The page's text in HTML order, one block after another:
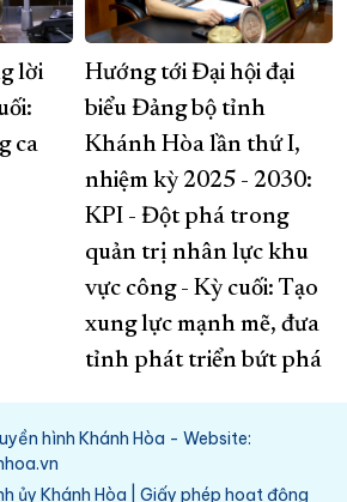
lời
ca
Hướng tới Đại hội đại
biểu Đảng bộ tỉnh
Khánh Hòa lần thứ I,
nhiệm kỳ 2025 - 2030:
KPI - Đột phá trong
quản trị nhân lực khu
vực công - ​​​​​​​Kỳ cuối: Tạo
xung lực mạnh mẽ, đưa
tỉnh phát triển bứt phá
hình Khánh Hòa - Website:
ủy Khánh Hòa | Giấy phép hoạt động